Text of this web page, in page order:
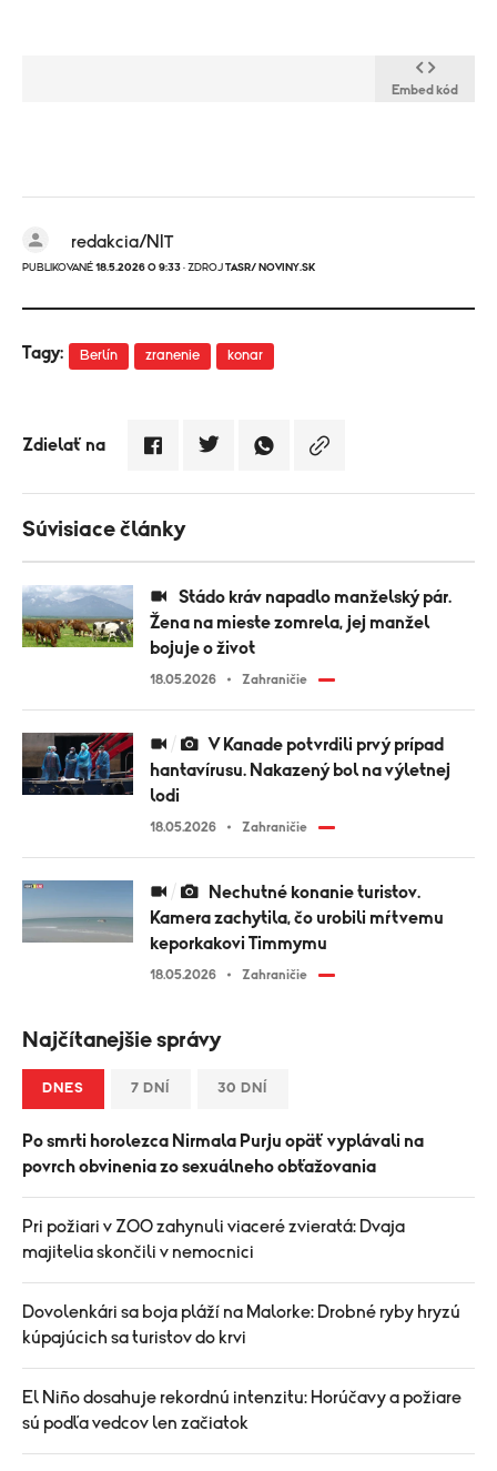
Embed kód
redakcia/NIT
PUBLIKOVANÉ 18.5.2026 O 9:33 · ZDROJ TASR/ NOVINY.SK
Tagy: Berlín zranenie konar
Zdielať na
Súvisiace články
Žena na mieste zomrela, jej manžel
bojuje o život
18.05.2026 Zahraničie
V Kanade potvrdili prvý prípad
hantavírusu. Nakazený bol na výletnej
lodi
18.05.2026 Zahraničie
Kamera zachytila, čo urobili mŕtvemu
keporkakovi Timmymu
18.05.2026 Zahraničie
Najčítanejšie správy
DNES 7 DNÍ 30 DNÍ
Po smrti horolezca Nirmala Purju opäť vyplávali na
povrch obvinenia zo sexuálneho obťažovania
Pri požiari v ZOO zahynuli viaceré zvieratá: Dvaja
majitelia skončili v nemocnici
Dovolenkári sa boja pláží na Malorke: Drobné ryby hryzú
kúpajúcich sa turistov do krvi
El Niño dosahuje rekordnú intenzitu: Horúčavy a požiare
sú podľa vedcov len začiatok